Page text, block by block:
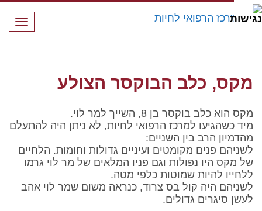
מקס, כלב הבוקסר הצולע
מקס הוא כלב בוקסר בן 8, השייך למר לוי.
מיד כשהגיעו למרכז הרפואי לחיות, לא ניתן היה להתעלם
מהדמיון הרב בין השניים:
לשניהם פנים מקומטים ועיניים גדולות וחומות. הלחיים
של מקס היו נפולות וגם פניו המלאים של מר לוי גרמו
ללחייו להיות שמוטות כלפי מטה.
לשניהם היה קול בס צרוד, כנראה משום שמר לוי אהב
לעשן סיגרים גדולים.